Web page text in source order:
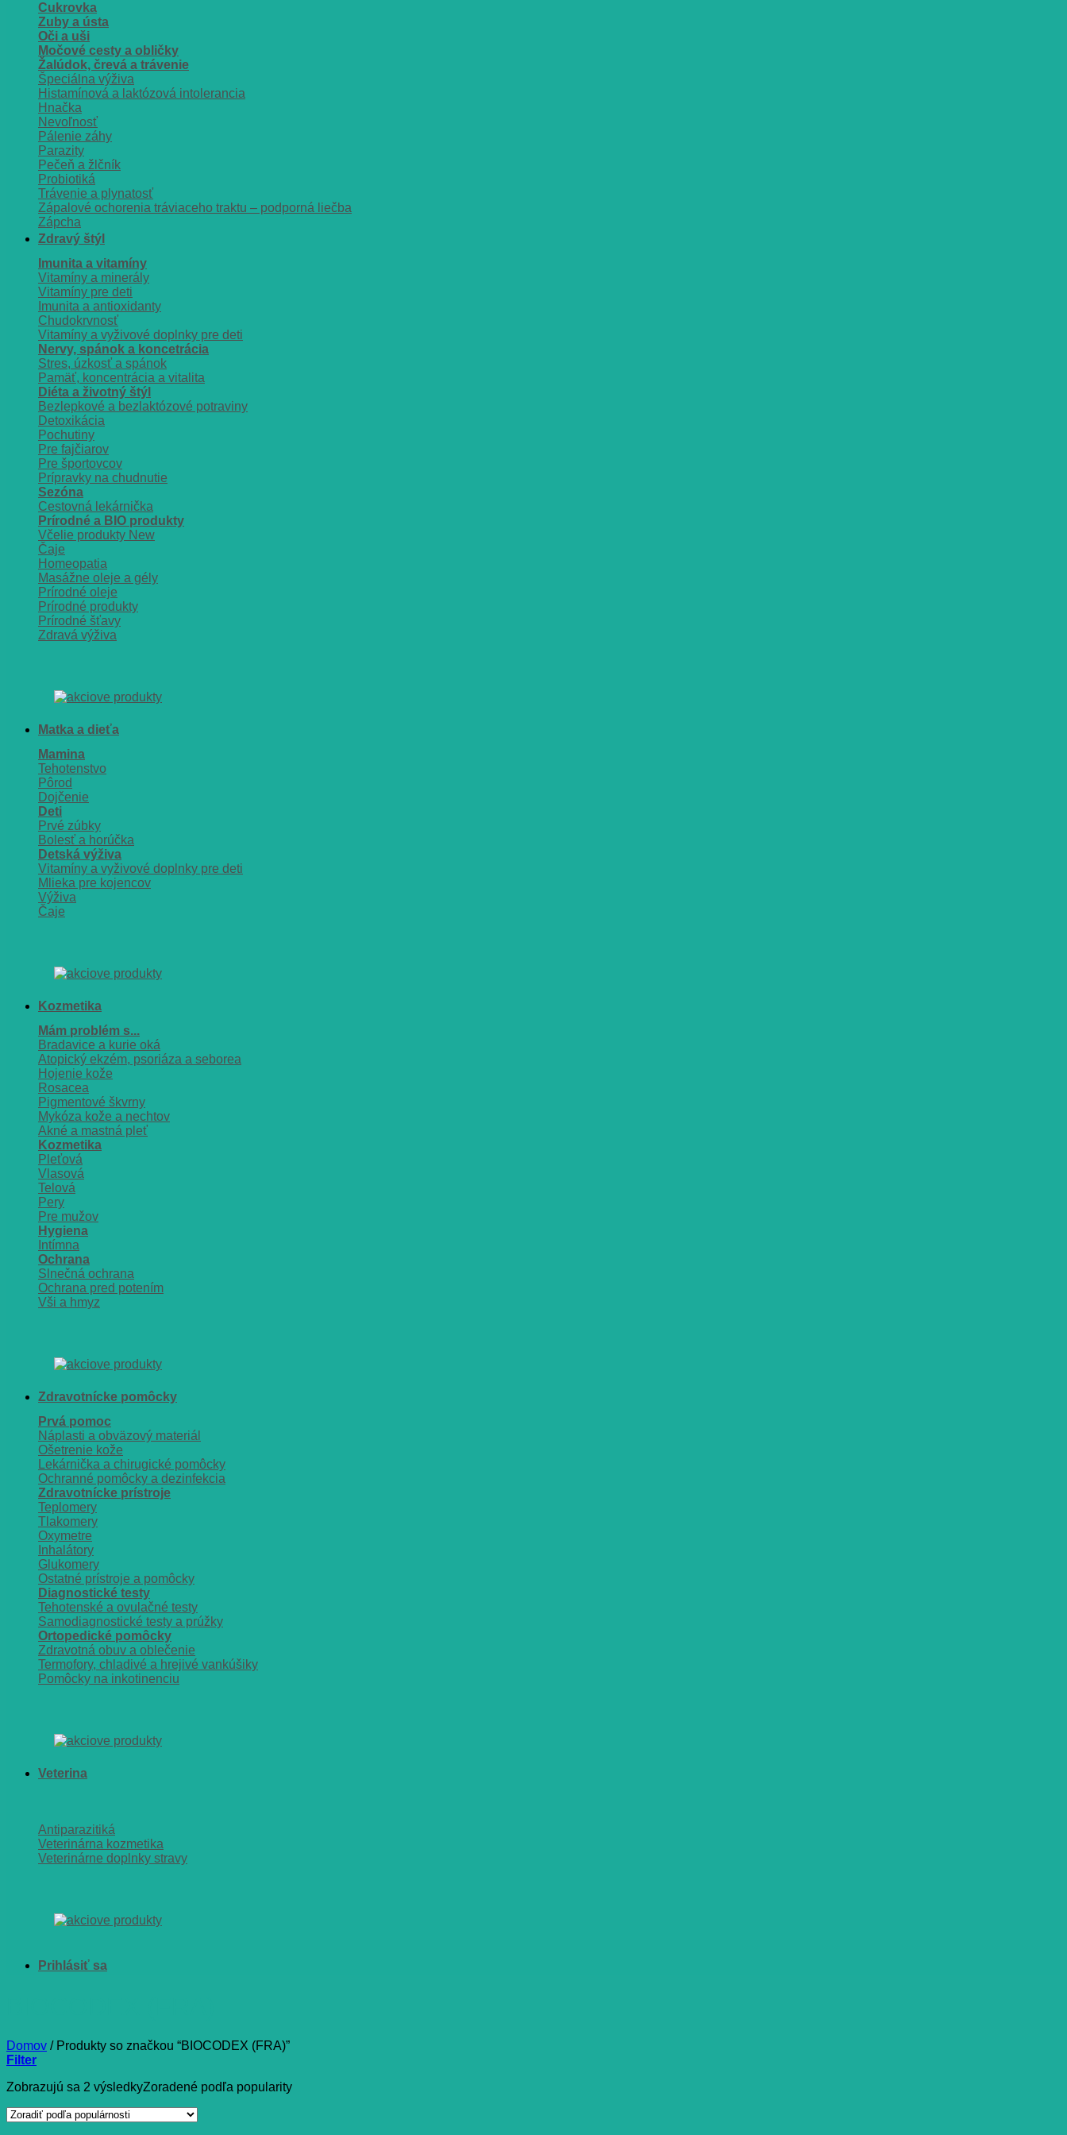
Cukrovka
Zuby a ústa
Oči a uši
Močové cesty a obličky
Žalúdok, črevá a trávenie
Špeciálna výživa
Histamínová a laktózová intolerancia
Hnačka
Nevoľnosť
Pálenie záhy
Parazity
Pečeň a žlčník
Probiotiká
Trávenie a plynatosť
Zápalové ochorenia tráviaceho traktu – podporná liečba
Zápcha
Zdravý štýl
Imunita a vitamíny
Vitamíny a minerály
Vitamíny pre deti
Imunita a antioxidanty
Chudokrvnosť
Vitamíny a vyživové doplnky pre deti
Nervy, spánok a koncetrácia
Stres, úzkosť a spánok
Pamäť, koncentrácia a vitalita
Diéta a životný štýl
Bezlepkové a bezlaktózové potraviny
Detoxikácia
Pochutiny
Pre fajčiarov
Pre športovcov
Prípravky na chudnutie
Sezóna
Cestovná lekárnička
Prírodné a BIO produkty
Včelie produkty
Čaje
Homeopatia
Masážne oleje a gély
Prírodné oleje
Prírodné produkty
Prírodné šťavy
Zdravá výživa
Matka a dieťa
Mamina
Tehotenstvo
Pôrod
Dojčenie
Deti
Prvé zúbky
Bolesť a horúčka
Detská výživa
Vitamíny a vyživové doplnky pre deti
Mlieka pre kojencov
Výživa
Čaje
Kozmetika
Mám problém s...
Bradavice a kurie oká
Atopický ekzém, psoriáza a seborea
Hojenie kože
Rosacea
Pigmentové škvrny
Mykóza kože a nechtov
Akné a mastná pleť
Kozmetika
Pleťová
Vlasová
Telová
Pery
Pre mužov
Hygiena
Intímna
Ochrana
Slnečná ochrana
Ochrana pred potením
Vši a hmyz
Zdravotnícke pomôcky
Prvá pomoc
Náplasti a obväzový materiál
Ošetrenie kože
Lekárnička a chirugické pomôcky
Ochranné pomôcky a dezinfekcia
Zdravotnícke prístroje
Teplomery
Tlakomery
Oxymetre
Inhalátory
Glukomery
Ostatné prístroje a pomôcky
Diagnostické testy
Tehotenské a ovulačné testy
Samodiagnostické testy a prúžky
Ortopedické pomôcky
Zdravotná obuv a oblečenie
Termofory, chladivé a hrejivé vankúšiky
Pomôcky na inkotinenciu
Veterina
Antiparazitiká
Veterinárna kozmetika
Veterinárne doplnky stravy
Domov /Produkty so značkou “BIOCODEX (FRA)”
Filter
Zobrazujú sa 2 výsledkyZoradené podľa popularity